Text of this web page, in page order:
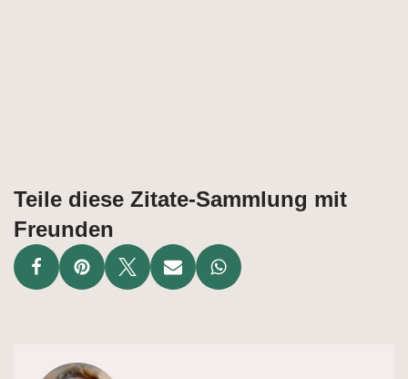
Teile diese Zitate-Sammlung mit
Freunden